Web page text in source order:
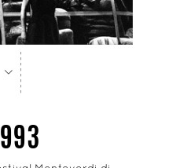
---
- ----
>